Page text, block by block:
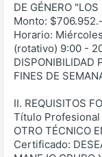
DE GÉNERO
Monto:
Horario:
(rotativo) 9:00 -
DISPONIBILIDAD
FINES DE
II. REQUISITOS
Título Profesional
OTRO TÉCNICO
Certificado: